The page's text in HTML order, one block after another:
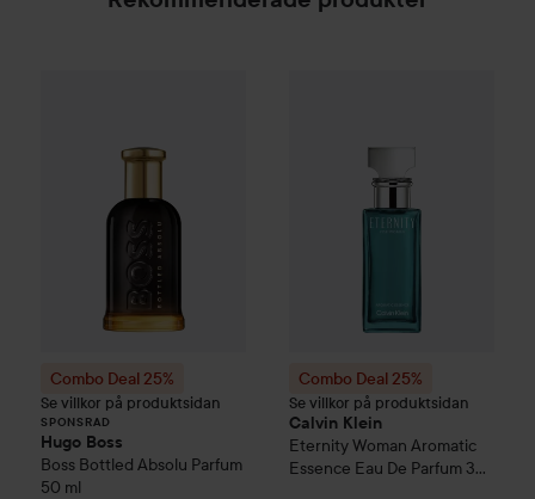
Combo Deal 25%
Se villkor på produktsidan
SPONSRAD
Hugo Boss
Boss Bottled Absolu Parfum
50 ml
Combo Deal 25%
Se villkor på produktsidan
Calvin Klein
EternityWoman Aromatic
Essence Eau De Parfum 30